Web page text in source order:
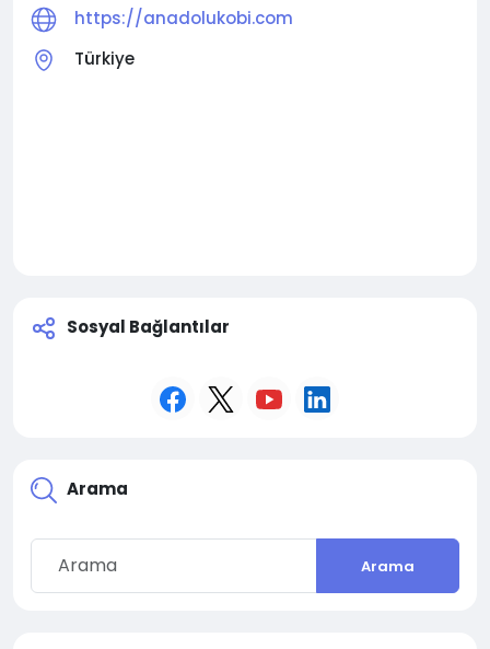
https://anadolukobi.com
Türkiye
Sosyal Bağlantılar
Arama
Arama